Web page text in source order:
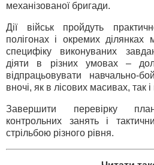
механізованої бригади.
Дії військ пройдуть
полігонах і окремих ділянках
специфіку виконуваних
діяти в різних умовах –
відпрацьовувати навчально-
вночі, як в лісових масивах, так
Завершити перевірку
контрольних занять і
стрільбою різного рівня.